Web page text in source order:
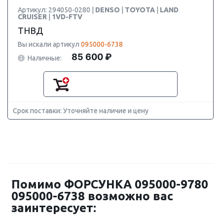
Артикул: 294050-0280 | DENSO TOYOTA
LAND
CRUISER
1VD-FTV
ТНВД
Вы искали артикул 095000-6738
Наличные:
85 600 ₽
Срок поставки: Уточняйте наличие и цену
Помимо ФОРСУНКА 095000-9780
095000-6738 возможно вас
заинтересует: